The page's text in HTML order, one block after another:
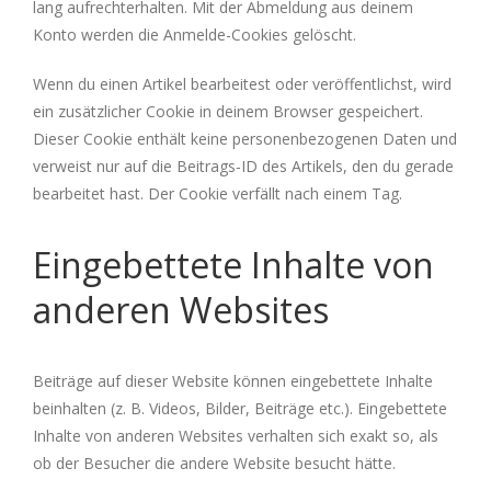
lang aufrechterhalten. Mit der Abmeldung aus deinem
Konto werden die Anmelde-Cookies gelöscht.
Wenn du einen Artikel bearbeitest oder veröffentlichst, wird
ein zusätzlicher Cookie in deinem Browser gespeichert.
Dieser Cookie enthält keine personenbezogenen Daten und
verweist nur auf die Beitrags-ID des Artikels, den du gerade
bearbeitet hast. Der Cookie verfällt nach einem Tag.
Eingebettete Inhalte von
anderen Websites
Beiträge auf dieser Website können eingebettete Inhalte
beinhalten (z. B. Videos, Bilder, Beiträge etc.). Eingebettete
Inhalte von anderen Websites verhalten sich exakt so, als
ob der Besucher die andere Website besucht hätte.